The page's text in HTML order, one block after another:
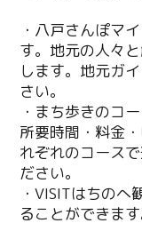
・八戸さんぽマ
す。地元の人々
します。地元ガ
さい。
・まち歩きのコ
所要時間・料金
れぞれのコース
ださい。
・VISITはちの
ることができます